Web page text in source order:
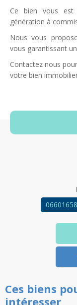
Ce bien vous est
génération à
Nous vous
vous garantissant
Contactez nous
votre bien
Ces biens
intéresser